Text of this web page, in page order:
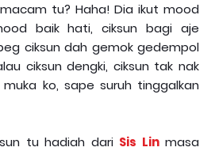
tu? Haha! Dia ikut mood
baik hati, ciksun bagi aje
ciksun dah gemok gedempol
ciksun dengki, ciksun tak nak
ko, sape suruh tinggalkan
tu hadiah dari Sis Linmasa